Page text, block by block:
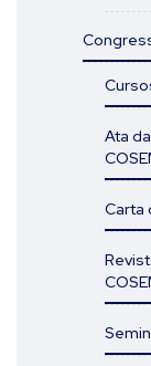
Ata
Carta